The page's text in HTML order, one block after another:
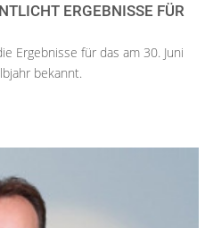
ERGEBNISSE FÜR
Ergebnisse für das am 30. Juni
bekannt.